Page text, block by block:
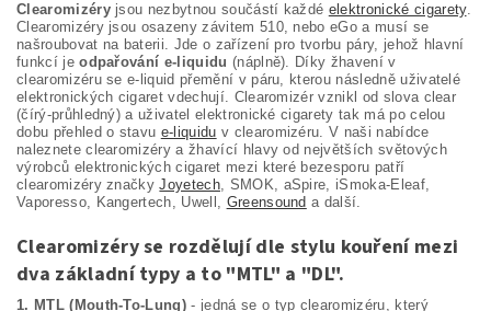
Clearomizéryjsou nezbytnou součástí každé elektronické cigarety.
Clearomizéry jsou osazeny závitem 510, nebo eGo a musí se
našroubovat na baterii. Jde o zařízení pro tvorbu páry, jehož hlavní
funkcí jeodpařování e-liquidu (náplně). Díky žhavení v
clearomizéru se e-liquid přemění v páru, kterou následně uživatelé
elektronických cigaret vdechují. Clearomizér vznikl od slova clear
(čírý-průhledný) a uživatel elektronické cigarety tak má po celou
dobu přehled o stavu e-liquidu v clearomizéru. V naši nabídce
naleznete clearomizéry a žhavící hlavy od největších světových
výrobců elektronických cigaret mezi které bezesporu patří
clearomizéry značkyJoyetech, SMOK, aSpire, iSmoka-Eleaf,
Vaporesso, Kangertech, Uwell, Greensound a další.
Clearomizéry se rozdělují dle stylu kouření mezi
dva základní typy a to "MTL" a "DL".
1. MTL (Mouth-To-Lung) - jedná se o typ clearomizéru, který